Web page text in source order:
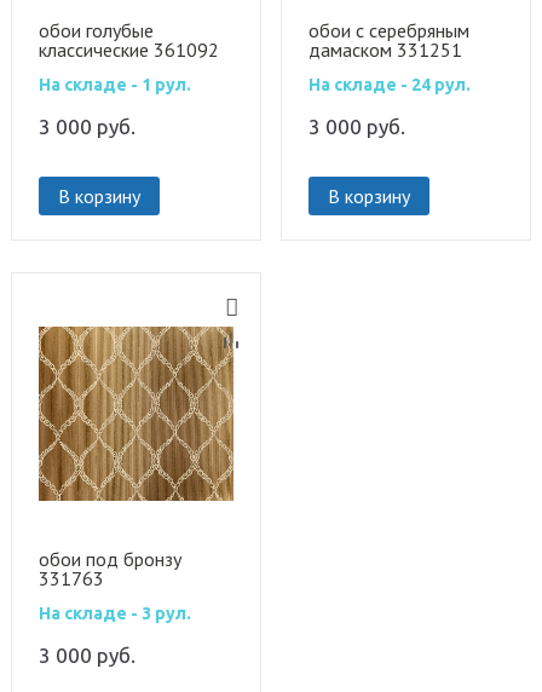
обои голубые
классические 361092
На складе - 1 рул.
3 000 руб.
В корзину
обои с серебряным
дамаском 331251
На складе - 24 рул.
3 000 руб.
В корзину
обои под бронзу
331763
На складе - 3 рул.
3 000 руб.